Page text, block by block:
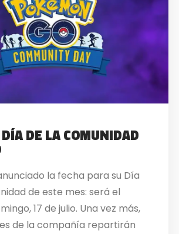
DE LA COMUNIDAD
la fecha para su Día
de este mes: será el
17 de julio. Una vez más,
de la compañía repartirán